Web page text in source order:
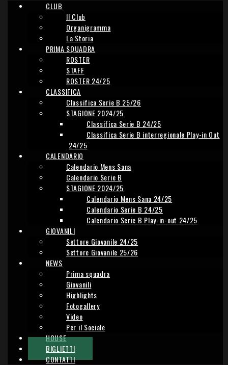
CLUB
Il Club
Organigramma
La Storia
PRIMA SQUADRA
ROSTER
STAFF
ROSTER 24/25
CLASSIFICA
Classifica Serie B 25/26
STAGIONE 2024/25
Classifica Serie B 24/25
Classifica Serie B interregionale Play-in Out
24/25
CALENDARIO
Calendario Mens Sana
Calendario Serie B
STAGIONE 2024/25
Calendario Mens Sana 24/25
Calendario Serie B 24/25
Calendario Serie B Play-in-out 24/25
GIOVANILI
Settore Giovanile 24/25
Settore Giovanile 25/26
NEWS
Prima squadra
Giovanili
Highlights
Fotogallery
Video
Per il Sociale
HOUSE
BIGLIETTI
CONTATTI